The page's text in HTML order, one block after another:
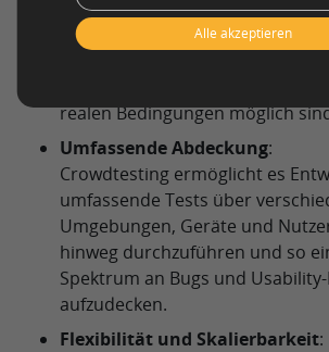
Crowdtesting bietet Zugang zu
Gruppe von Testern mit
realen Bedingungen möglich
Umfassende Abdeckung:
Crowdtesting ermöglicht es
umfassende Tests über
Umgebungen, Geräte und
hinweg durchzuführen und so
Spektrum an Bugs und
aufzudecken.
Flexibilität und Skalierbarkeit:
Alle akzeptieren